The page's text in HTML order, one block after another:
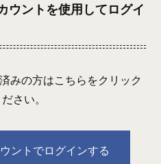
ントを使用してログイ
みの方はこちらをクリック
さい。
ントでログインする